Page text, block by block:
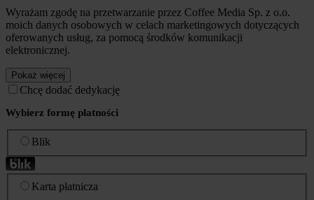
Wyrażam zgodę na przetwarzanie przez Coffee Media Sp. z o.o.
moich danych osobowych w celach marketingowych dotyczących
oferowanych usług, za pomocą środków komunikacji
elektronicznej.
Pokaż więcej
Chcę dodać dedykację
Wybierz formę płatności
Blik
Karta płatnicza